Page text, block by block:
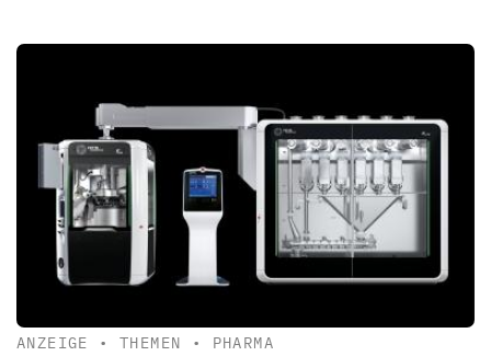
ANZEIGE •THEMEN • PHARMA